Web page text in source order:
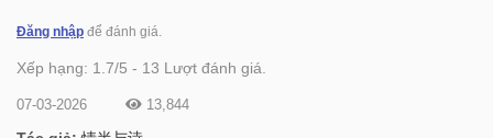
Đăng nhập để đánh giá.
Xếp hạng: 1.7/5 - 13 Lượt đánh giá.
07-03-2026 13,844